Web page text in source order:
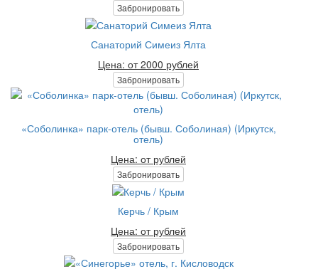
Забронировать
Санаторий Симеиз Ялта
Цена: от 2000 рублей
Забронировать
«Соболинка» парк-отель (бывш. Соболиная) (Иркутск,
отель)
Цена: от рублей
Забронировать
Керчь / Крым
Цена: от рублей
Забронировать